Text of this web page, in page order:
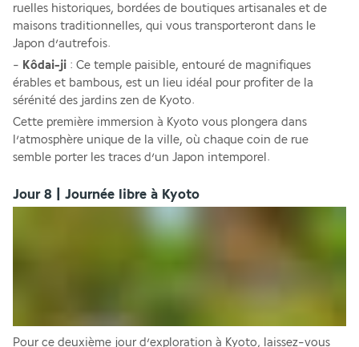
ruelles historiques, bordées de boutiques artisanales et de
maisons traditionnelles, qui vous transporteront dans le
Japon d’autrefois.
- Kôdai-ji : Ce temple paisible, entouré de magnifiques
érables et bambous, est un lieu idéal pour profiter de la
sérénité des jardins zen de Kyoto.
Cette première immersion à Kyoto vous plongera dans
l’atmosphère unique de la ville, où chaque coin de rue
semble porter les traces d’un Japon intemporel.
Jour 8 | Journée libre à Kyoto
Pour ce deuxième jour d’exploration à Kyoto, laissez-vous